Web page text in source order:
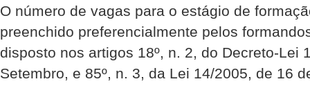
O número de vagas para o estágio de
preenchido preferencialmente pelos
disposto nos artigos 18º, n. 2, do Decreto-Lei
Setembro, e 85º, n. 3, da Lei 14/2005, de 16